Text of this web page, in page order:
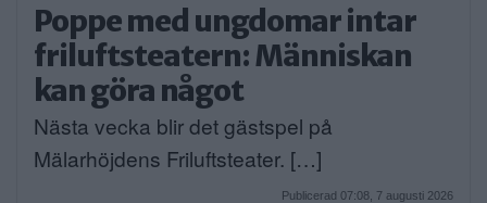
Poppe med ungdomar intar
friluftsteatern: Människan
kan göra något
Nästa vecka blir det gästspel på
Mälarhöjdens Friluftsteater. […]
Publicerad 07:08, 7 augusti 2026